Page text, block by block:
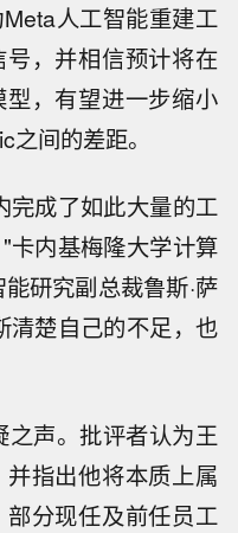
人工智能重建工
，并相信预计将在
，有望进一步缩小
间的差距。
完成了如此大量的工
卡内基梅隆大学计算
研究副总裁鲁斯·萨
清楚自己的不足，也
声。批评者认为王
指出他将本质上属
分现任及前任员工